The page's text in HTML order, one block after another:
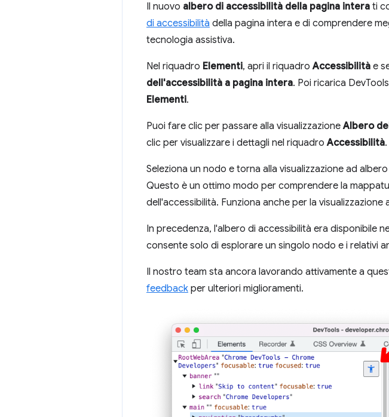
Il nuovo albero di accessibilità della pagina intera ti
di accessibilità della pagina intera e di comprendere
tecnologia assistiva.
Nel riquadro Elementi, apri il riquadroAccessibilità e
dell'accessibilità a pagina intera. Poi ricarica
Elementi.
Puoi fare clic per passare alla visualizzazioneAlbero
clic per visualizzare i dettagli nel riquadroAccessibilità.
Seleziona un nodo e torna alla visualizzazione ad
Questo è un ottimo modo per comprendere la
dell'accessibilità. Funziona anche per la
In precedenza, l'albero di accessibilità era disponibile
consente solo di esplorare un singolo nodo e i relativi
Il nostro team sta ancora lavorando attivamente a
feedback per ulteriori miglioramenti.